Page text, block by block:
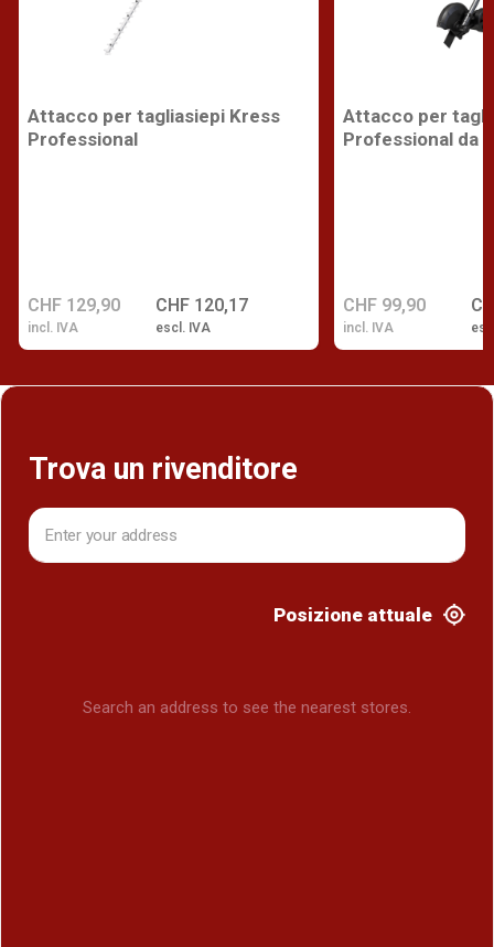
Attacco per tagliasiepi Kress
Professional
CHF 120,17
escl. IVA
CHF 129,90
incl. IVA
Attacco per
Professional da
CHF 99,90
incl. IVA
Trova un rivenditore
Posizione attuale
Search an address to see the nearest stores.